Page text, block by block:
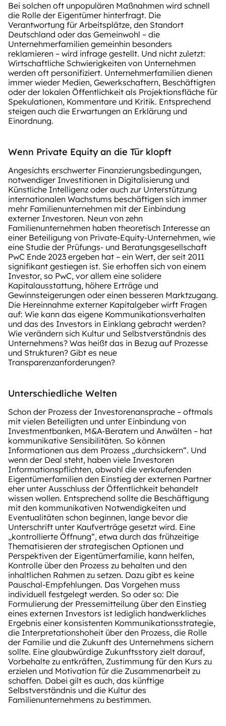
Bei solchen oft unpopulären Maßnahmen wird schnell
die Rolle der Eigentümer hinterfragt. Die
Verantwortung für Arbeitsplätze, den Standort
Deutschland oder das Gemeinwohl – die
Unternehmerfamilien gemeinhin besonders
reklamieren – wird infrage gestellt. Und nicht zuletzt:
Wirtschaftliche Schwierigkeiten von Unternehmen
werden oft personifiziert. Unternehmerfamilien dienen
immer wieder Medien, Gewerkschaftern, Beschäftigten
oder der lokalen Öffentlichkeit als Projektionsfläche für
Spekulationen, Kommentare und Kritik. Entsprechend
steigen auch die Erwartungen an Erklärung und
Einordnung.
Wenn Private Equity an die Tür klopft
Angesichts erschwerter Finanzierungsbedingungen,
notwendiger Investitionen in Digitalisierung und
Künstliche Intelligenz oder auch zur Unterstützung
internationalen Wachstums beschäftigen sich immer
mehr Familienunternehmen mit der Einbindung
externer Investoren. Neun von zehn
Familienunternehmen haben theoretisch Interesse an
einer Beteiligung von Private-Equity-Unternehmen, wie
eine Studie der Prüfungs- und Beratungsgesellschaft
PwC Ende 2023 ergeben hat – ein Wert, der seit 2011
signifikant gestiegen ist. Sie erhoffen sich von einem
Investor, so PwC, vor allem eine solidere
Kapitalausstattung, höhere Erträge und
Gewinnsteigerungen oder einen besseren Marktzugang.
Die Hereinnahme externer Kapitalgeber wirft Fragen
auf: Wie kann das eigene Kommunikationsverhalten
und das des Investors in Einklang gebracht werden?
Wie verändern sich Kultur und Selbstverständnis des
Unternehmens? Was heißt das in Bezug auf Prozesse
und Strukturen? Gibt es neue
Transparenzanforderungen?
Unterschiedliche Welten
Schon der Prozess der Investorenansprache – oftmals
mit vielen Beteiligten und unter Einbindung von
Investmentbanken, M&A-Beratern und Anwälten – hat
kommunikative Sensibilitäten. So können
Informationen aus dem Prozess „durchsickern“. Und
wenn der Deal steht, haben viele Investoren
Informationspflichten, obwohl die verkaufenden
Eigentümerfamilien den Einstieg der externen Partner
eher unter Ausschluss der Öffentlichkeit behandelt
wissen wollen. Entsprechend sollte die Beschäftigung
mit den kommunikativen Notwendigkeiten und
Eventualitäten schon beginnen, lange bevor die
Unterschrift unter Kaufverträge gesetzt wird. Eine
„kontrollierte Öffnung“, etwa durch das frühzeitige
Thematisieren der strategischen Optionen und
Perspektiven der Eigentümerfamilie, kann helfen,
Kontrolle über den Prozess zu behalten und den
inhaltlichen Rahmen zu setzen. Dazu gibt es keine
Pauschal-Empfehlungen. Das Vorgehen muss
individuell festgelegt werden. So oder so: Die
Formulierung der Pressemitteilung über den Einstieg
eines externen Investors ist lediglich handwerkliches
Ergebnis einer konsistenten Kommunikationsstrategie,
die Interpretationshoheit über den Prozess, die Rolle
der Familie und die Zukunft des Unternehmens sichern
sollte. Eine glaubwürdige Zukunftsstory zielt darauf,
Vorbehalte zu entkräften, Zustimmung für den Kurs zu
erzielen und Motivation für die Zusammenarbeit zu
schaffen. Dabei gilt es auch, das künftige
Selbstverständnis und die Kultur des
Familienunternehmens zu bestimmen.